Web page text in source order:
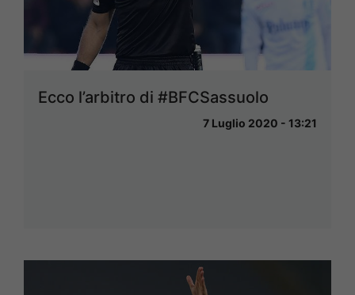
Ecco l’arbitro di #BFCSassuolo
7 Luglio 2020 - 13:21